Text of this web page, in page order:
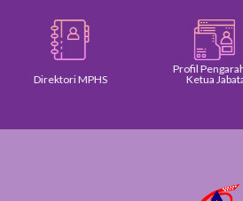
Direktori MPHS
Profil
Ketua